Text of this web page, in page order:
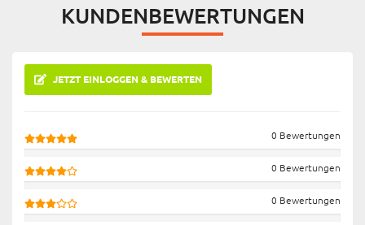
KUNDENBEWERTUNGEN
JETZT EINLOGGEN & BEWERTEN
0 Bewertungen
0 Bewertungen
0 Bewertungen